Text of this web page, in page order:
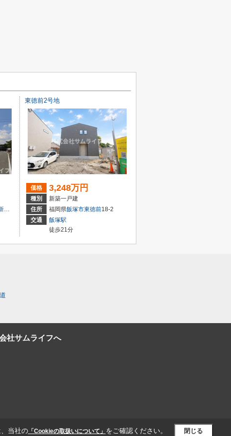
367-1
東徳前2号地
価格 3,248万円
種別
新築一戸建
住所
福岡県飯塚市東徳前18-2
交通
飯塚駅
徒歩21分
社サムライフへ
当社の「Cookieの取扱いについて」 をご確認ください。 閉じる